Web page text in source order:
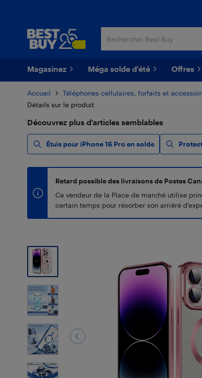
Magasinez Méga solde d'été Offres
Accueil Téléphones cellulaires, forfaits et
Détails sur le produit
Découvrez plus d’articles semblables
Étuis pour iPhone 16 Pro en solde
Retard possible des livraisons de Postes
Ce vendeur de la Place de marché utilise
certain temps pour résorber son arriéré
1